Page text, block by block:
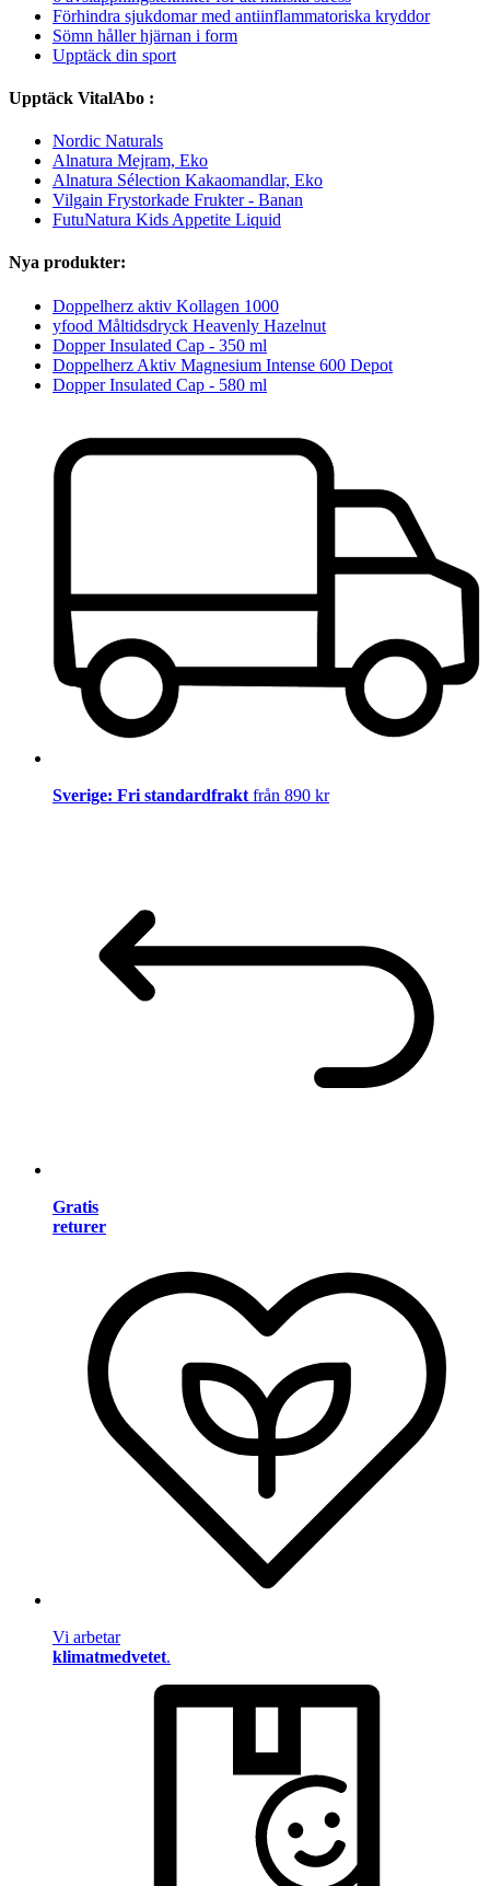
Förhindra sjukdomar med antiinflammatoriska kryddor
Sömn håller hjärnan i form
Upptäck din sport
Upptäck VitalAbo :
Nordic Naturals
Alnatura Mejram, Eko
Alnatura Sélection Kakaomandlar, Eko
Vilgain Frystorkade Frukter - Banan
FutuNatura Kids Appetite Liquid
Nya produkter:
Doppelherz aktiv Kollagen 1000
yfood Måltidsdryck Heavenly Hazelnut
Dopper Insulated Cap - 350 ml
Doppelherz Aktiv Magnesium Intense 600 Depot
Dopper Insulated Cap - 580 ml
Sverige: Fri standardfrakt från 890 kr
Gratis
returer
Vi arbetar
klimatmedvetet.